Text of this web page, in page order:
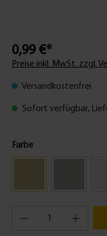
0,99 €*
Preise inkl. MwSt. zzgl.
Versandkostenfrei
Sofort verfügbar,
Farbe